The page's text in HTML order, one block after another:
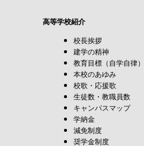
高等学校紹介
校長挨拶
建学の精神
教育目標（自学自律）
本校のあゆみ
校歌・応援歌
生徒数・教職員数
キャンパスマップ
学納金
減免制度
奨学金制度